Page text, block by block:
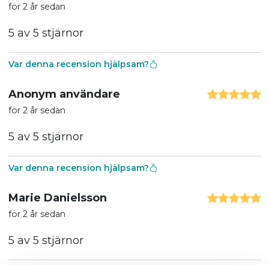
för 2 år sedan
5 av 5 stjärnor
Var denna recension hjälpsam?
Anonym användare
för 2 år sedan
5 av 5 stjärnor
Var denna recension hjälpsam?
Marie Danielsson
för 2 år sedan
5 av 5 stjärnor